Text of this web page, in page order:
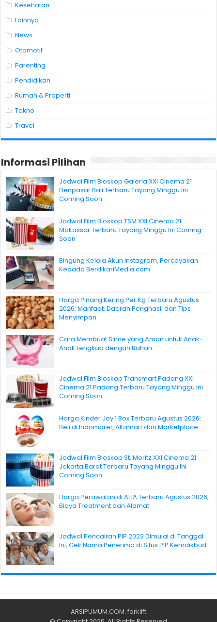
Kesehatan
Lainnya
News
Otomotif
Parenting
Pendidikan
Rumah & Properti
Tekno
Travel
Informasi Pilihan
Jadwal Film Bioskop Galeria XXI Cinema 21
Denpasar Bali Terbaru Tayang Minggu Ini
Coming Soon
Jadwal Film Bioskop TSM XXI Cinema 21
Makassar Terbaru Tayang Minggu Ini Coming
Soon
Bingung Kelola Akun Instagram, Percayakan
Kepada BerdikariMedia.com
Harga Pinang Kering Per Kg Terbaru Agustus
2026: Manfaat, Daerah Penghasil dan Tips
Menyimpan
Cara Membuat Slime yang Aman untuk Anak-
Anak Lengkap dengan Bahan
Jadwal Film Bioskop Transmart Padang XXI
Cinema 21 Padang Terbaru Tayang Minggu Ini
Coming Soon
Harga Kinder Joy 1 Box Terbaru Agustus 2026:
Beli di Indomaret, Alfamart dan Marketplace
Jadwal Film Bioskop St. Moritz XXI Cinema 21
Jakarta Barat Terbaru Tayang Minggu Ini
Coming Soon
Harga Perawatan di AHA Terbaru Agustus 2026,
Biaya Treatment dan Alamat
Jadwal Pencairan PIP 2023 Dimulai di Tanggal
Ini, Cek Nama Penerima di Situs PIP Kemdikbud
ARSIPUMUM.COM. forklift